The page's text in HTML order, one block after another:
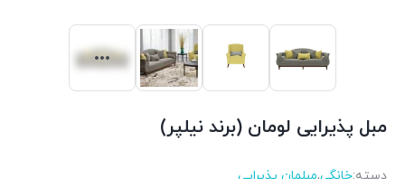
مبل پذیرایی لومان (برند نیلپر)